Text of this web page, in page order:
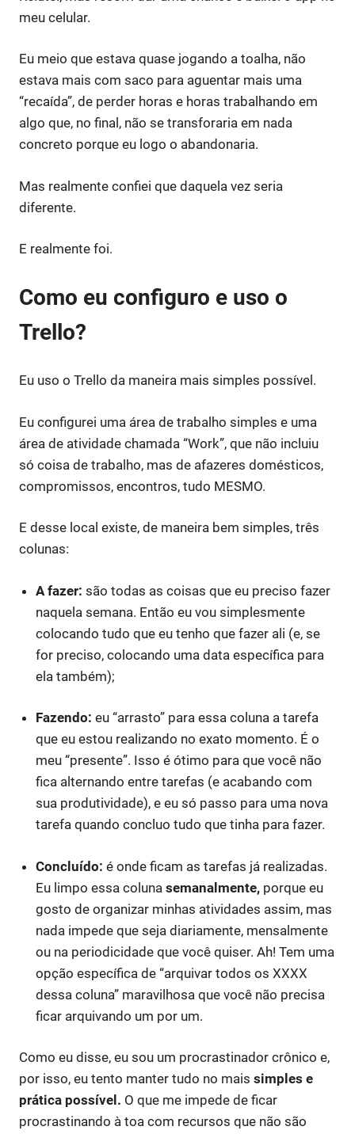
meu celular.
Eu meio que estava quase jogando a toalha, não
estava mais com saco para aguentar mais uma
“recaída”, de perder horas e horas trabalhando em
algo que, no final, não se transforaria em nada
concreto porque eu logo o abandonaria.
Mas realmente confiei que daquela vez seria
diferente.
E realmente foi.
Como eu configuro e uso o
Trello?
Eu uso o Trello da maneira mais simples possível.
Eu configurei uma área de trabalho simples e uma
área de atividade chamada “Work”, que não incluiu
só coisa de trabalho, mas de afazeres domésticos,
compromissos, encontros, tudo MESMO.
E desse local existe, de maneira bem simples, três
colunas:
A fazer:são todas as coisas que eu preciso fazer
naquela semana. Então eu vou simplesmente
colocando tudo que eu tenho que fazer ali (e, se
for preciso, colocando uma data específica para
ela também);
Fazendo:eu “arrasto” para essa coluna a tarefa
que eu estou realizando no exato momento. É o
meu “presente”. Isso é ótimo para que você não
fica alternando entre tarefas (e acabando com
sua produtividade), e eu só passo para uma nova
tarefa quando concluo tudo que tinha para fazer.
Concluído:é onde ficam as tarefas já realizadas.
Eu limpo essa colunasemanalmente, porque eu
gosto de organizar minhas atividades assim, mas
nada impede que seja diariamente, mensalmente
ou na periodicidade que você quiser. Ah! Tem uma
opção específica de “arquivar todos os XXXX
dessa coluna” maravilhosa que você não precisa
ficar arquivando um por um.
Como eu disse, eu sou um procrastinador crônico e,
por isso, eu tento manter tudo no mais simples e
prática possível. O que me impede de ficar
procrastinando à toa com recursos que não são